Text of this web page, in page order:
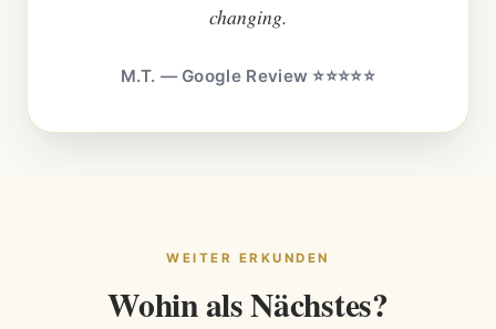
changing.
M.T. — Google Review ⭐⭐⭐⭐⭐
WEITER ERKUNDEN
Wohin als Nächstes?